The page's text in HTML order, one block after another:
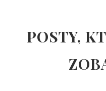
POSTY,